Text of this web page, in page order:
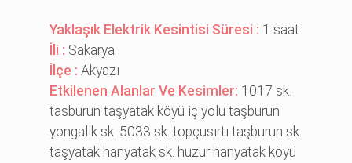
Yaklaşık Elektrik Kesintisi Süresi : 1 saat
İli : Sakarya
İlçe :Akyazı
Etkilenen Alanlar Ve Kesimler: 1017 sk.
tasburun taşyatak köyü i̇ç yolu taşburun
yongalık sk. 5033 sk. topçusırtı taşburun sk.
taşyatak hanyatak sk. huzur hanyatak köyü